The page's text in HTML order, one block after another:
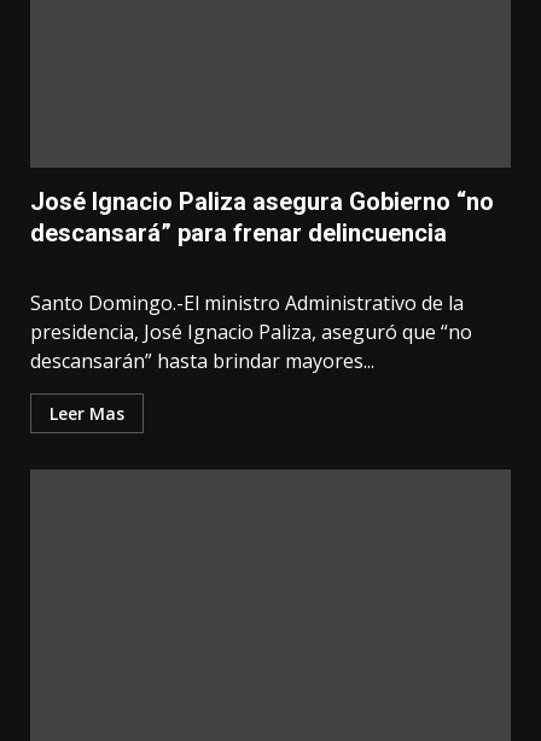
José Ignacio Paliza asegura Gobierno “no
descansará” para frenar delincuencia
Santo Domingo.-El ministro Administrativo de la
presidencia, José Ignacio Paliza, aseguró que “no
descansarán” hasta brindar mayores...
Leer Mas